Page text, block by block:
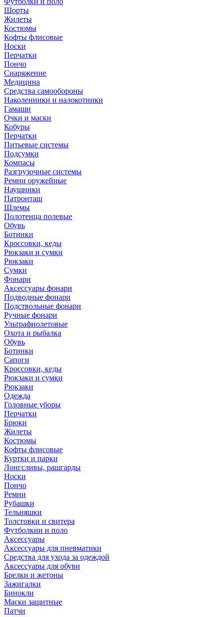
Шорты
Жилеты
Костюмы
Кофты флисовые
Носки
Перчатки
Пончо
Снаряжение
Медицина
Средства самообороны
Наколенники и налокотники
Гамаши
Очки и маски
Кобуры
Перчатки
Питьевые системы
Подсумки
Компасы
Разгрузочные системы
Ремни оружейные
Наушники
Патронташ
Шлемы
Полотенца полевые
Обувь
Ботинки
Кроссовки, кеды
Рюкзаки и сумки
Рюкзаки
Сумки
Фонари
Аксессуары фонари
Подводные фонари
Подствольные фонари
Ручные фонари
Ультрафиолетовые
Охота и рыбалка
Обувь
Ботинки
Сапоги
Кроссовки, кеды
Рюкзаки и сумки
Рюкзаки
Одежда
Головные уборы
Перчатки
Брюки
Жилеты
Костюмы
Кофты флисовые
Куртки и парки
Лонгсливы, рашгарды
Носки
Пончо
Ремни
Рубашки
Тельняшки
Толстовки и свитера
Футболкии и поло
Аксессуары
Аксессуары для пневматики
Средства для ухода за одеждой
Аксессуары для обуви
Брелки и жетоны
Зажигалки
Бинокли
Маски защитные
Патчи